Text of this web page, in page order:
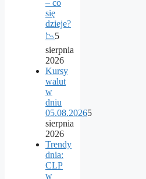
– co
się
dzieje?
📉5
sierpnia
2026
Kursy
walut
w
dniu
05.08.20265
sierpnia
2026
Trendy
dnia:
CLP
w